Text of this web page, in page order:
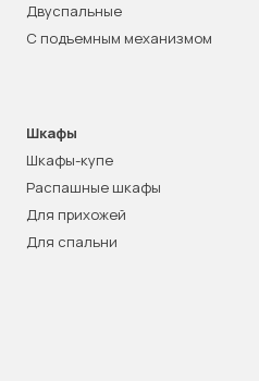
Двуспальные
С подъемным механизмом
Шкафы
Шкафы-купе
Распашные шкафы
Для прихожей
Для спальни